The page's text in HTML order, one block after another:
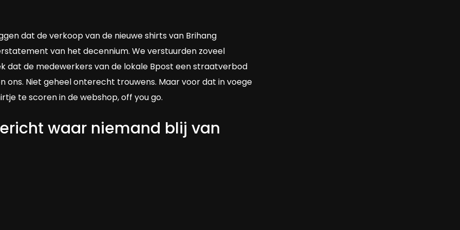
dat de verkoop van de nieuwe shirts van Brihang
van het decennium. We verstuurden zoveel
dat de medewerkers van de lokale Bpost een straatverbod
ons. Niet geheel onterecht trouwens. Maar voor dat in voege
te scoren in de webshop, off you go.
waar niemand blij van